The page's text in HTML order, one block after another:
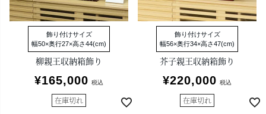
飾り付けサイズ
幅50×奥行27×高さ44(cm)
柳親王収納箱飾り
¥165,000 税込
在庫切れ
飾り付けサイズ
幅56×奥行34×高さ47(cm)
芥子親王収納箱飾り
¥220,000 税込
在庫切れ